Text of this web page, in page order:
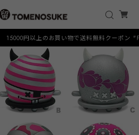
15000円以上のお買い物で送料無料クーポン